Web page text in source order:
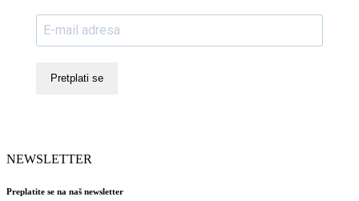
Pretplati se
NEWSLETTER
Preplatite se na naš newsletter